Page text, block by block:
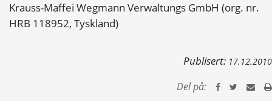
Krauss-Maffei Wegmann Verwaltungs GmbH (org. nr.
HRB 118952, Tyskland)
Publisert: 17.12.2010
Del på: